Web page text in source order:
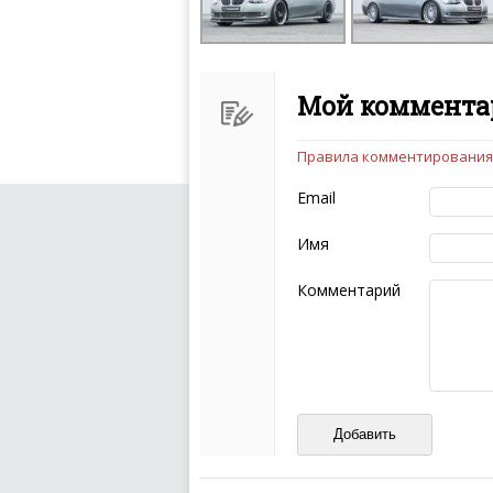
Мой
Чтобы ваш комментарий
следующих правил:
Комментарий не
эмоциональных
Не стоит
Пожалуйста, не
также призывы к
Не размещайте
И запаситесь терпением,
ваш отзыв может
Правила комментирования
Email
Имя
Комментарий